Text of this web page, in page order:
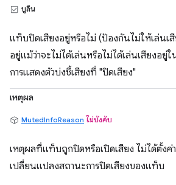
บูลีน
แท็บปิดเสียงอยู่หรือไม่ (ป้องกันไม่ให้เล่นเ
อยู่แม้ว่าจะไม่ได้เล่นหรือไม่ได้เล่นเสียงอ
การแสดงตัวบ่งชี้เสียงที่ "ปิดเสียง"
เหตุผล
MutedInfoReason ไม่บังคับ
เหตุผลที่แท็บถูกปิดหรือเปิดเสียง ไม่ได้ตั้งค่
เปลี่ยนแปลงสถานะการปิดเสียงของแท็บ